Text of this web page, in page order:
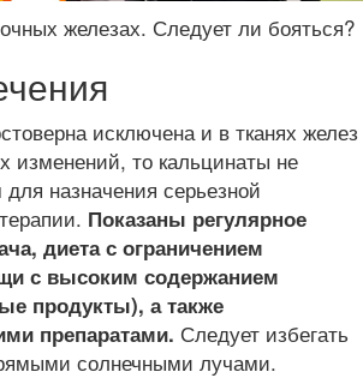
железах. Следует ли бояться?
исключена и в тканях желез
изменений, то кальцинаты не
назначения серьезной
Показаны регулярное
диета с ограничением
с высоким содержанием
продукты), а также
препаратами. Следует избегать
солнечными лучами.